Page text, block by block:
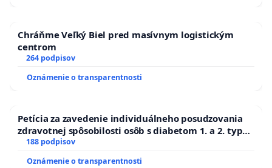
Chráňme Veľký Biel pred masívnym logistickým
centrom
264 podpisov
Oznámenie o transparentnosti
Petícia za zavedenie individuálneho posudzovania
zdravotnej spôsobilosti osôb s diabetom 1. a 2. typu
pri prijímaní do Policajného zboru SR
188 podpisov
Oznámenie o transparentnosti